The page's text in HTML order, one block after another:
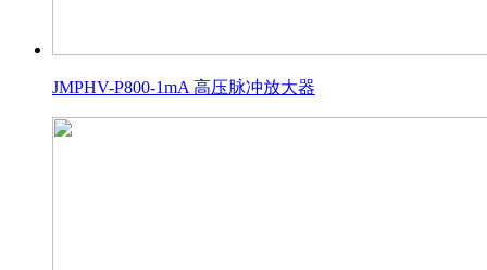
JMPHV-P800-1mA 高压脉冲放大器